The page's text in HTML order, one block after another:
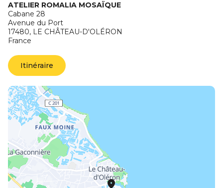
ATELIER ROMALIA MOSAÏQUE
Cabane 28
Avenue du Port
17480, LE CHÂTEAU-D'OLÉRON
France
Itinéraire